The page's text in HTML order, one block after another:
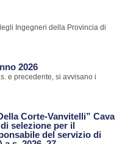
Ingegneri della Provincia di
2026
e precedente, si avvisano i
Corte-Vanvitelli” Cava
selezione per il
del servizio di